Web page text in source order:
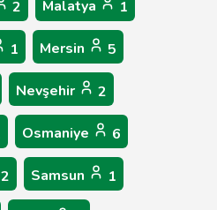
2 Malatya 1
1 Mersin 5
Nevşehir 2
Osmaniye 6
2 Samsun 1